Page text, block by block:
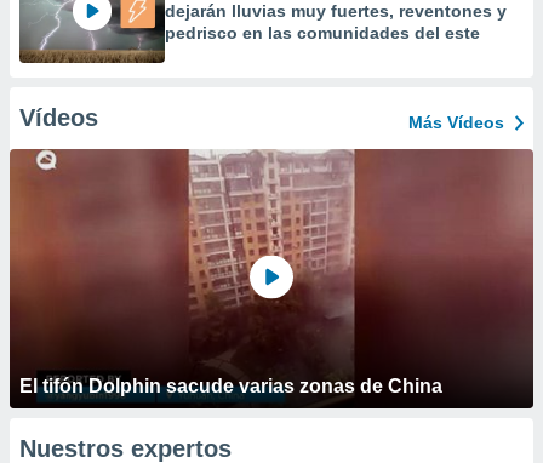
dejarán lluvias muy fuertes, reventones y
pedrisco en las comunidades del este
Vídeos Más Vídeos
El tifón Dolphin sacude varias zonas de China
Nuestros expertos